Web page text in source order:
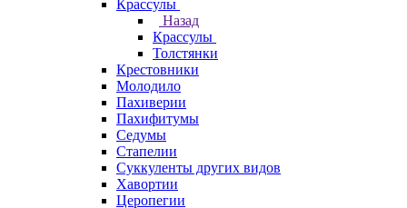
Крассулы
Назад
Крассулы
Толстянки
Крестовники
Молодило
Пахиверии
Пахифитумы
Седумы
Стапелии
Суккуленты других видов
Хавортии
Церопегии